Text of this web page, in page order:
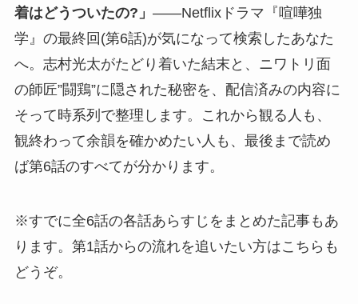
着はどうついたの?」 ——Netflixドラマ『喧嘩独
学』の最終回(第6話)が気になって検索したあなた
へ。志村光太がたどり着いた結末と、ニワトリ面
の師匠”闘鶏”に隠された秘密を、配信済みの内容に
そって時系列で整理します。これから観る人も、
観終わって余韻を確かめたい人も、最後まで読め
ば第6話のすべてが分かります。
※すでに全6話の各話あらすじをまとめた記事もあ
ります。第1話からの流れを追いたい方はこちらも
どうぞ。